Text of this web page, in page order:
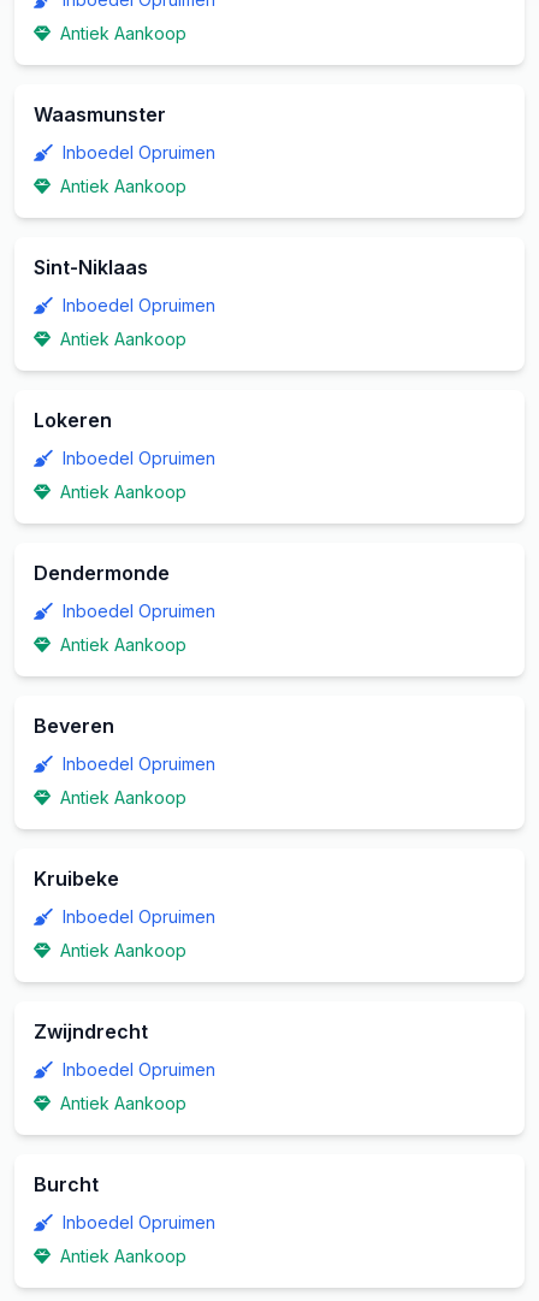
Antiek Aankoop
Waasmunster
Inboedel Opruimen
Antiek Aankoop
Sint-Niklaas
Inboedel Opruimen
Antiek Aankoop
Lokeren
Inboedel Opruimen
Antiek Aankoop
Dendermonde
Inboedel Opruimen
Antiek Aankoop
Beveren
Inboedel Opruimen
Antiek Aankoop
Kruibeke
Inboedel Opruimen
Antiek Aankoop
Zwijndrecht
Inboedel Opruimen
Antiek Aankoop
Burcht
Inboedel Opruimen
Antiek Aankoop